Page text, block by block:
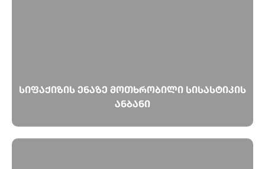
სიფაქიზის ენაზე მოთხრობილი სისასტიკის
ანბანი